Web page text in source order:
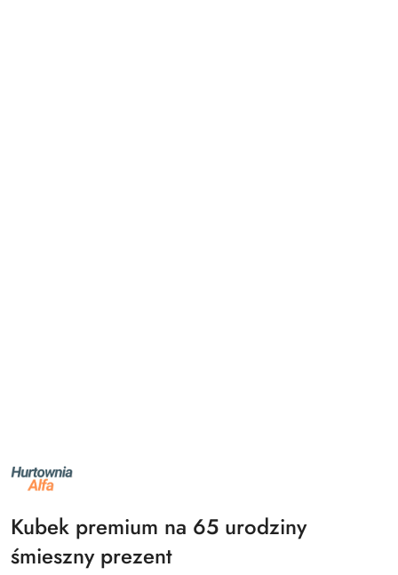
NAZWA
PRODUCENTA:
ALFA
Kubek premium na 65 urodziny
śmieszny prezent